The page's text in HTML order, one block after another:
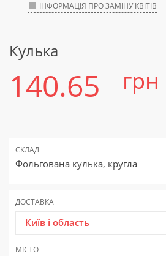
ІНФОРМАЦІЯ ПРО ЗАМІНУ КВІТІВ
Кулька
140.65 грн
СКЛАД
Фольгована кулька, кругла
ДОСТАВКА
Київ і область
МІСТО